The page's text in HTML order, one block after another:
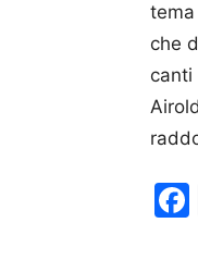
tema
che
canti